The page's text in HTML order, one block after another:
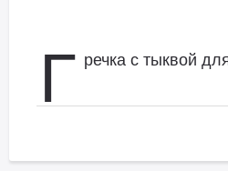
Г речка с тыквой